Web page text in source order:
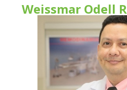
Weissmar Odell